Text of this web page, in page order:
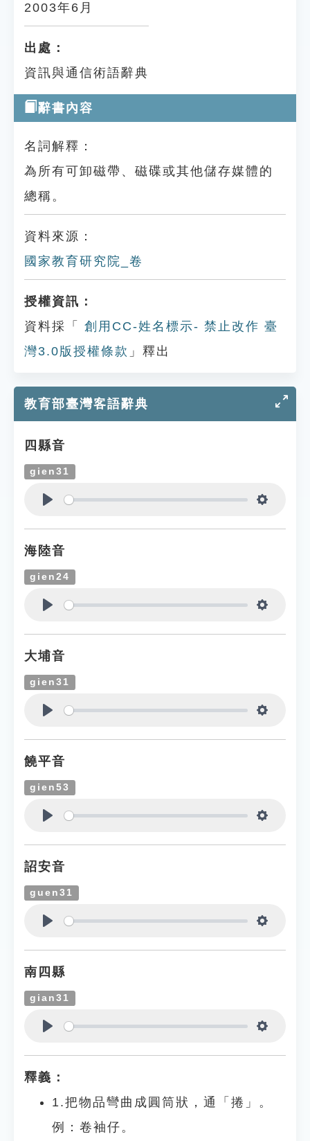
2003年6月
出處：
資訊與通信術語辭典
辭書內容
名詞解釋：
為所有可卸磁帶、磁碟或其他儲存媒體的
總稱。
資料來源：
國家教育研究院_卷
授權資訊：
資料採「
創用CC-姓名標示- 禁止改作 臺
灣3.0版授權條款 」釋出
教育部臺灣客語辭典
四縣音
gien31
海陸音
gien24
大埔音
gien31
饒平音
gien53
詔安音
guen31
南四縣
gian31
釋義：
1.把物品彎曲成圓筒狀，通「捲」。
例：卷袖仔。